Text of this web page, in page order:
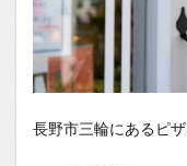
長野市三輪にあるピ